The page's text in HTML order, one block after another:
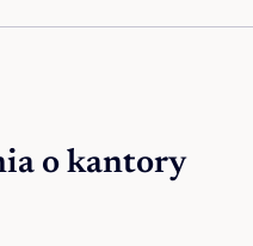
o kantory